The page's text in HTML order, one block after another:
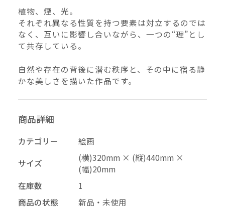
削除する キャンセル
再審査する キャンセル
植物、煙、光。
それぞれ異なる性質を持つ要素は対立するのでは
なく、互いに影響し合いながら、一つの“理”とし
て共存している。
自然や存在の背後に潜む秩序と、その中に宿る静
かな美しさを描いた作品です。
商品詳細
カテゴリー
絵画
サイズ
(横)320mm × (縦)440mm ×
(幅)20mm
在庫数
1
商品の状態
新品・未使用
承認する キャンセル